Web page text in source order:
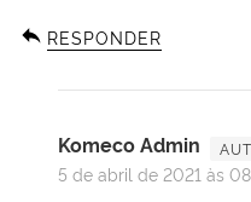
RESPONDER
Komeco Admin
5 de abril de 2021 às